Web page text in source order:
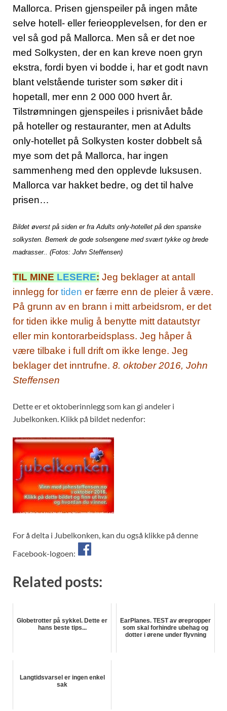
Mallorca. Prisen gjenspeiler på ingen måte
selve hotell- eller ferieopplevelsen, for den er
vel så god på Mallorca. Men så er det noe
med Solkysten, der en kan kreve noen gryn
ekstra, fordi byen vi bodde i, har et godt navn
blant velstående turister som søker dit i
hopetall, mer enn 2 000 000 hvert år.
Tilstrømningen gjenspeiles i prisnivået både
på hoteller og restauranter, men at Adults
only-hotellet på Solkysten koster dobbelt så
mye som det på Mallorca, har ingen
sammenheng med den opplevde luksusen.
Mallorca var hakket bedre, og det til halve
prisen…
Bildet øverst på siden er fra Adults only-hotellet på den spanske
solkysten. Bemerk de gode solsengene med svært tykke og brede
madrasser.. (Fotos: John Steffensen)
TIL MINE LESERE: Jeg beklager at antall
innlegg for tiden er færre enn de pleier å være.
På grunn av en brann i mitt arbeidsrom, er det
for tiden ikke mulig å benytte mitt datautstyr
eller min kontorarbeidsplass. Jeg håper å
være tilbake i full drift om ikke lenge. Jeg
beklager det inntrufne. 8. oktober 2016, John
Steffensen
Dette er et oktoberinnlegg som kan gi andeler i
Jubelkonken. Klikk på bildet nedenfor:
For å delta i Jubelkonken, kan du også klikke på denne
Facebook-logoen:
Related posts:
Globetrotter på sykkel. Dette er
hans beste tips...
EarPlanes. TEST av ørepropper
som skal forhindre ubehag og
dotter i ørene under flyvning
Langtidsvarsel er ingen enkel
sak